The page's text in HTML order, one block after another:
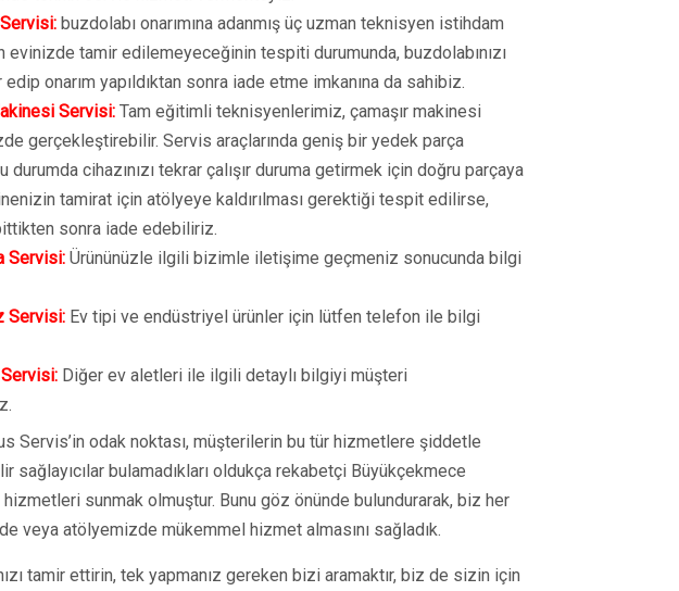
buzdolabı onarımına adanmış üç uzman teknisyen istihdam
evinizde tamir edilemeyeceğinin tespiti durumunda, buzdolabınızı
onarım yapıldıktan sonra iade etme imkanına da sahibiz.
Servisi: Tam eğitimli teknisyenlerimiz, çamaşır makinesi
gerçekleştirebilir. Servis araçlarında geniş bir yedek parça
durumda cihazınızı tekrar çalışır duruma getirmek için doğru parçaya
tamirat için atölyeye kaldırılması gerektiği tespit edilirse,
sonra iade edebiliriz.
Servisi: Ürününüzle ilgili bizimle iletişime geçmeniz sonucunda bilgi
Servisi: Ev tipi ve endüstriyel ürünler için lütfen telefon ile bilgi
Diğer ev aletleri ile ilgili detaylı bilgiyi müşteri
Servis’in odak noktası, müşterilerin bu tür hizmetlere şiddetle
sağlayıcılar bulamadıkları oldukça rekabetçi Büyükçekmece
sunmak olmuştur. Bunu göz önünde bulundurarak, biz her
veya atölyemizde mükemmel hizmet almasını sağladık.
tamir ettirin, tek yapmanız gereken bizi aramaktır, biz de sizin için